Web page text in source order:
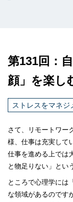
第131回：
顔」を楽し
ストレスをマネジ
さて、リモートワー
様、仕事は充実して
仕事を進める上では
と物足りない」とい
ところで心理学には
な領域があるのです